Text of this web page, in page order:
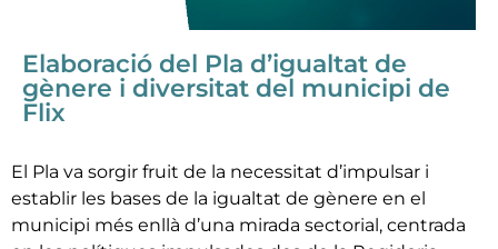
Elaboració del Pla d’igualtat de
gènere i diversitat del municipi de
Flix
El Pla va sorgir fruit de la necessitat d’impulsar i
establir les bases de la igualtat de gènere en el
municipi més enllà d’una mirada sectorial, centrada